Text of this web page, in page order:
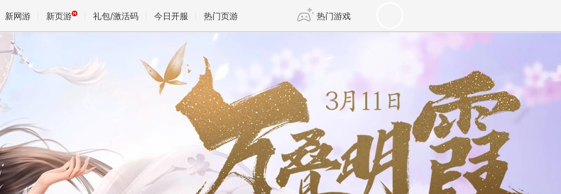
新网游 新页游 礼包/激活码 今日开服 热门页游 热门游戏
DNF
天堂 剑网3旗舰版 新天龙八部
王权与自由 诛仙世界 仙剑世界